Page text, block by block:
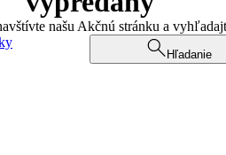
našu Akčnú stránku a
Hľadanie